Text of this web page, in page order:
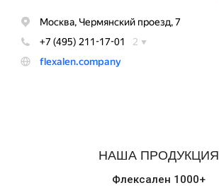
НАША ПРОДУКЦИЯ
Флексален 1000+